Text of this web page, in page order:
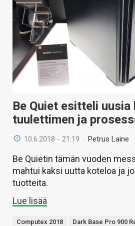
Be Quiet esitteli
tuulettimen ja
10.6.2018 - 21:19 /Petrus Laine
Be Quietin tämän vuoden
mahtui kaksi uutta koteloa ja
tuotteita.
Lue lisää
Computex 2018 Dark Base Pro 900